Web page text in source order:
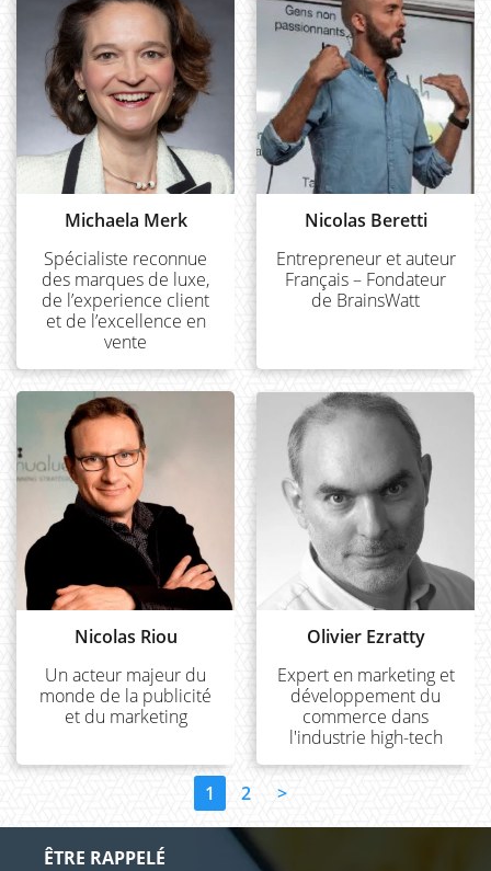
Michaela Merk
Spécialiste reconnue
des marques de luxe,
de l’experience client
et de l’excellence en
vente
Nicolas Beretti
Entrepreneur et auteur
Français – Fondateur
de BrainsWatt
Nicolas Riou
Un acteur majeur du
monde de la publicité
et du marketing
Olivier Ezratty
Expert en marketing et
développement du
commerce dans
l'industrie high-tech
1 2 >
ÊTRE RAPPELÉ